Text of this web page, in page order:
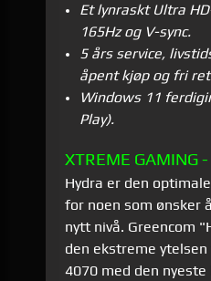
Et lynraskt Ultra
165Hz og V-sync.
5 års service,
åpent kjøp og fri
Windows 11
Play).
XTREME GAMING
Hydra er den
for noen som ønsker
nytt nivå. Greencom
den ekstreme ytelsen
4070 med den